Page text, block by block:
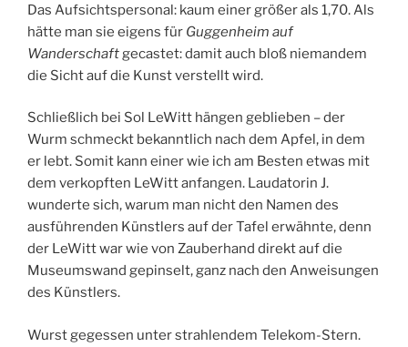
Das Aufsichtspersonal: kaum einer größer als 1,70. Als
hätte man sie eigens für Guggenheim auf
Wanderschaftgecastet: damit auch bloß niemandem
die Sicht auf die Kunst verstellt wird.
Schließlich bei Sol LeWitt hängen geblieben – der
Wurm schmeckt bekanntlich nach dem Apfel, in dem
er lebt. Somit kann einer wie ich am Besten etwas mit
dem verkopften LeWitt anfangen. Laudatorin J.
wunderte sich, warum man nicht den Namen des
ausführenden Künstlers auf der Tafel erwähnte, denn
der LeWitt war wie von Zauberhand direkt auf die
Museumswand gepinselt, ganz nach den Anweisungen
des Künstlers.
Wurst gegessen unter strahlendem Telekom-Stern.